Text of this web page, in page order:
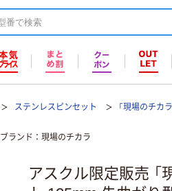
ステンレスピンセット 「現場のチカ
ブランド 現場のチカラ
アスクル限定販売 「